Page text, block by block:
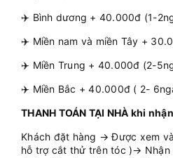
✈️ Bình dương + 40.000đ (1-
✈️ Miền nam và miền Tây +
✈️ Miền Trung + 40.000đ (2-
✈️ Miền Bắc + 40.000đ ( 2-
THANH TOÁN TẠI NHÀ khi
Khách đặt hàng → Được xem
hỗ trợ cắt thử trên tóc )→